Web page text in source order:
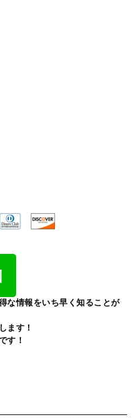
な情報をいち早く知ることが
ます！
す！